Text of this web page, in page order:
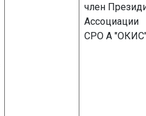
член
Ассоциации
СРО А